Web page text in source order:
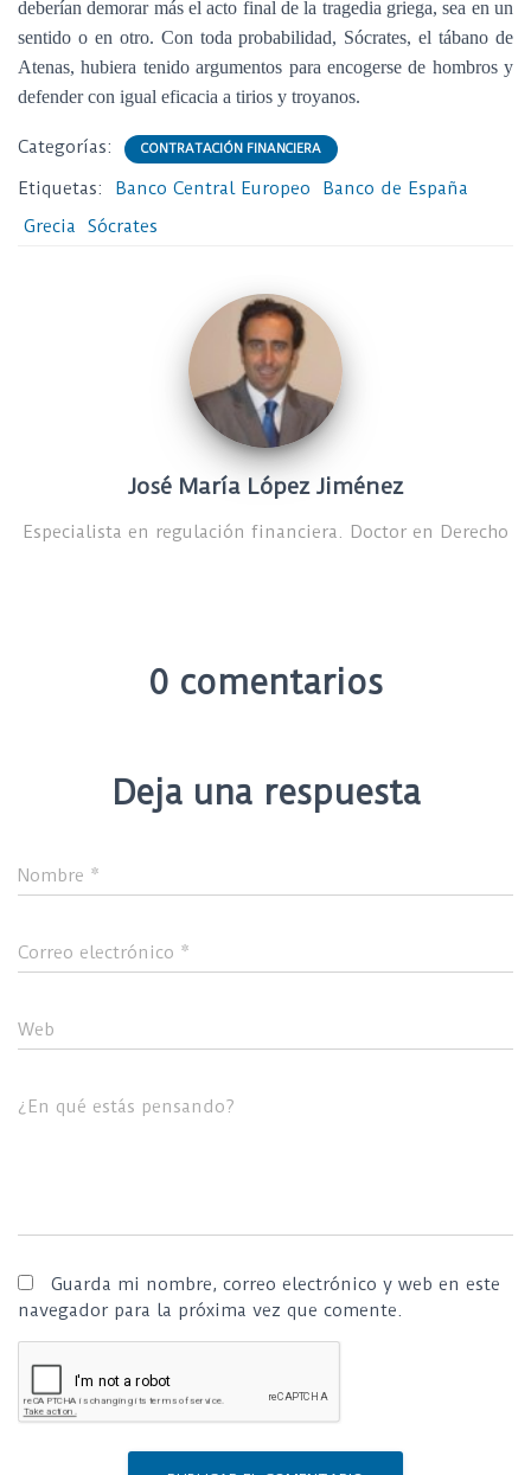
deberían demorar más el acto final de la tragedia griega, sea en un
sentido o en otro. Con toda probabilidad, Sócrates, el tábano de
Atenas, hubiera tenido argumentos para encogerse de hombros y
defender con igual eficacia a tirios y troyanos.
Categorías: CONTRATACIÓN FINANCIERA
Etiquetas: Banco Central Europeo
Banco de España
Grecia
Sócrates
José María López Jiménez
Especialista en regulación financiera. Doctor en Derecho
0 comentarios
Deja una respuesta
Nombre *
Correo electrónico *
Web
¿En qué estás pensando?
Guarda mi nombre, correo electrónico y web en este
navegador para la próxima vez que comente.